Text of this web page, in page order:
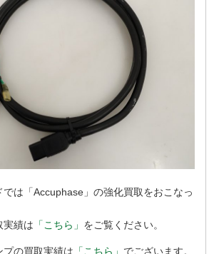
では「Accuphase」の強化買取をおこなっ
実績は 「こちら」 をご覧ください。
プの買取実績は 「こちら」 でございます。